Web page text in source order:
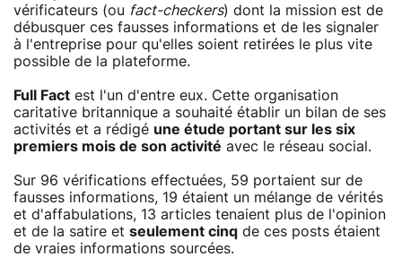
vérificateurs (ou fact-checkers) dont la mission est de
débusquer ces fausses informations et de les signaler
à l'entreprise pour qu'elles soient retirées le plus vite
possible de la plateforme.
Full Fact est l'un d'entre eux. Cette organisation
caritative britannique a souhaité établir un bilan de ses
activités et a rédigé une étude portant sur les six
premiers mois de son activité avec le réseau social.
Sur 96 vérifications effectuées, 59 portaient sur de
fausses informations, 19 étaient un mélange de vérités
et d'affabulations, 13 articles tenaient plus de l'opinion
et de la satire et seulement cinq de ces posts étaient
de vraies informations sourcées.